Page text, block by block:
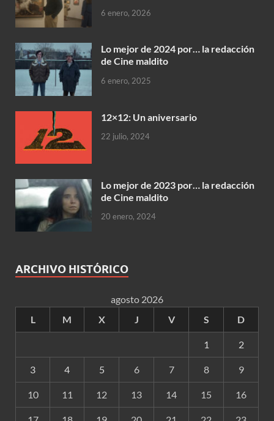
6 enero, 2026
Lo mejor de 2024 por… la redacción
de Cine maldito
6 enero, 2025
12×12: Un aniversario
22 julio, 2024
Lo mejor de 2023 por… la redacción
de Cine maldito
20 enero, 2024
ARCHIVO HISTÓRICO
agosto 2026
L
M X J V S D
1 2
3 4 5 6 7 8 9
10 11 12 13 14 15 16